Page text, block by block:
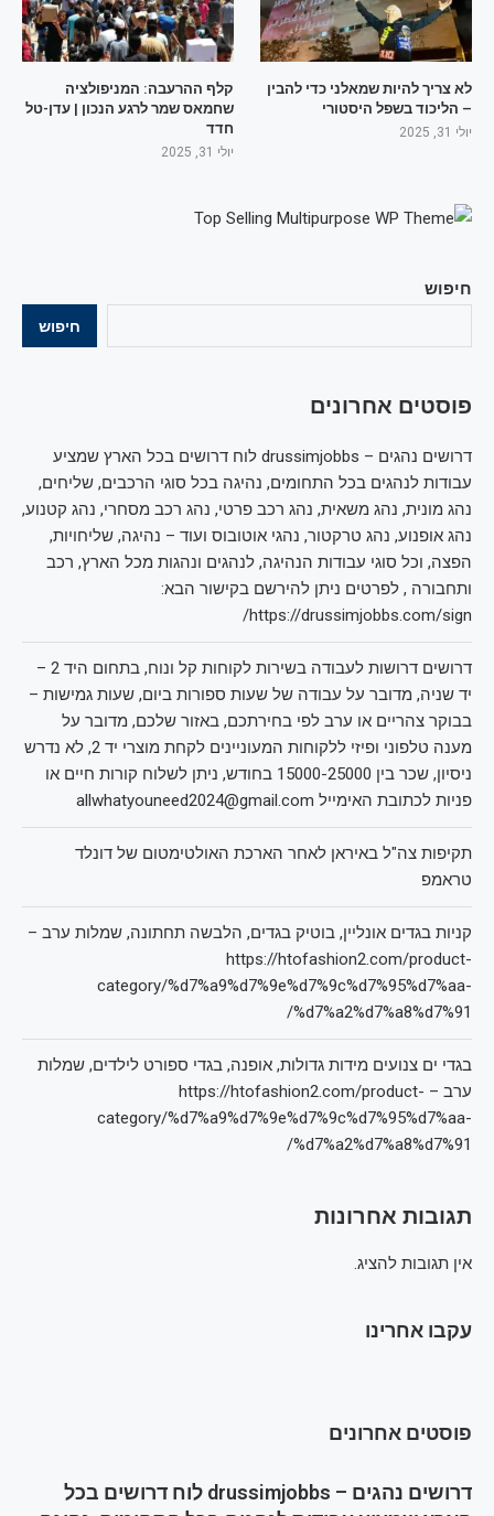
חיפוש
חיפוש
פוסטים אחרונים
דרושים נהגים – drussimjobbs לוח דרושים בכל הארץ שמציע
עבודות לנהגים בכל התחומים, נהיגה בכל סוגי הרכבים, שליחים,
נהג מונית, נהג משאית, נהג רכב פרטי, נהג רכב מסחרי, נהג קטנוע,
נהג אופנוע, נהג טרקטור, נהגי אוטובוס ועוד – נהיגה, שליחויות,
הפצה, וכל סוגי עבודות הנהיגה, לנהגים ונהגות מכל הארץ, רכב
ותחבורה , לפרטים ניתן להירשם בקישור הבא:
https://drussimjobbs.com/sign/
דרושים דרושות לעבודה בשירות לקוחות קל ונוח, בתחום היד 2 –
יד שניה, מדובר על עבודה של שעות ספורות ביום, שעות גמישות –
בבוקר צהריים או ערב לפי בחירתכם, באזור שלכם, מדובר על
מענה טלפוני ופיזי ללקוחות המעוניינים לקחת מוצרי יד 2, לא נדרש
ניסיון, שכר בין 15000-25000 בחודש, ניתן לשלוח קורות חיים או
פניות לכתובת האימייל allwhatyouneed2024@gmail.com
תקיפות צה"ל באיראן לאחר הארכת האולטימטום של דונלד
טראמפ
קניות בגדים אונליין, בוטיק בגדים, הלבשה תחתונה, שמלות ערב –
https://htofashion2.com/product-
category/%d7%a9%d7%9e%d7%9c%d7%95%d7%aa-
%d7%a2%d7%a8%d7%91/
בגדי ים צנועים מידות גדולות, אופנה, בגדי ספורט לילדים, שמלות
ערב – https://htofashion2.com/product-
category/%d7%a9%d7%9e%d7%9c%d7%95%d7%aa-
%d7%a2%d7%a8%d7%91/
תגובות אחרונות
אין תגובות להציג.
עקבו אחרינו
פוסטים אחרונים
דרושים נהגים – drussimjobbs לוח דרושים בכל
לא צריך להיות שמאלני כדי להבין
– הליכוד בשפל היסטורי
יולי 31, 2025
קלף ההרעבה: המניפולציה
שחמאס שמר לרגע הנכון | עדן-טל
חדד
יולי 31, 2025